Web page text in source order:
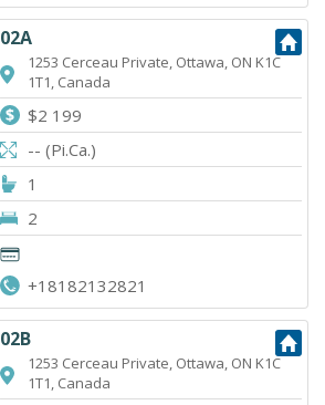
02A
1253 Cerceau Private, Ottawa, ON K1C
1T1, Canada
$2 199
-- (Pi.Ca.)
1
2
+18182132821
02B
1253 Cerceau Private, Ottawa, ON K1C
1T1, Canada